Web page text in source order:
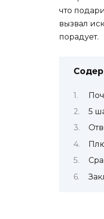
что
вызвал
порадует.
5